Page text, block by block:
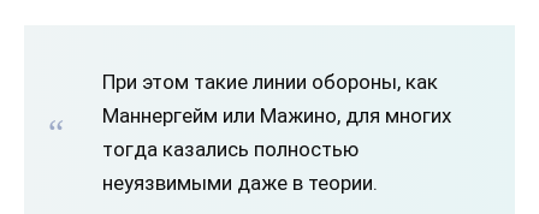
При этом такие линии обороны, как
Маннергейм или Мажино, для многих
тогда казались полностью
неуязвимыми даже в теории.